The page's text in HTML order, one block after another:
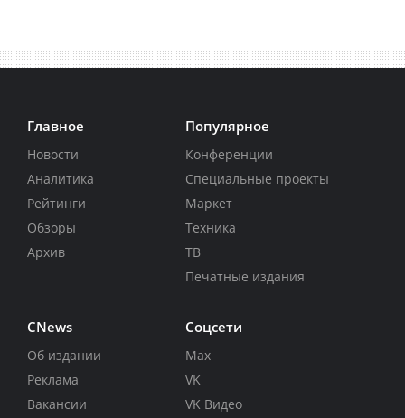
Главное
Новости
Аналитика
Рейтинги
Обзоры
Архив
Популярное
Конференции
Специальные проекты
Маркет
Техника
ТВ
Печатные издания
CNews
Об издании
Реклама
Вакансии
Соцсети
Max
VK
VK Видео